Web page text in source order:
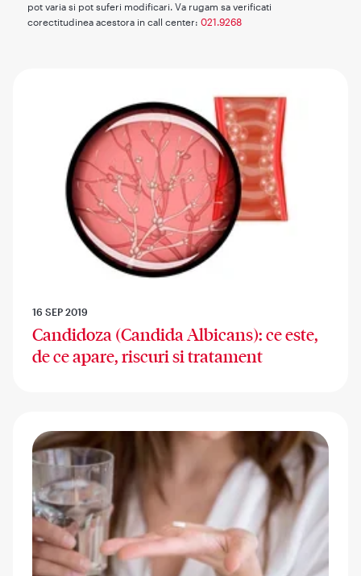
pot varia si pot suferi modificari. Va rugam sa verificati
corectitudinea acestora in call center: 021.9268
16 SEP 2019
Candidoza (Candida Albicans): ce este,
de ce apare, riscuri si tratament